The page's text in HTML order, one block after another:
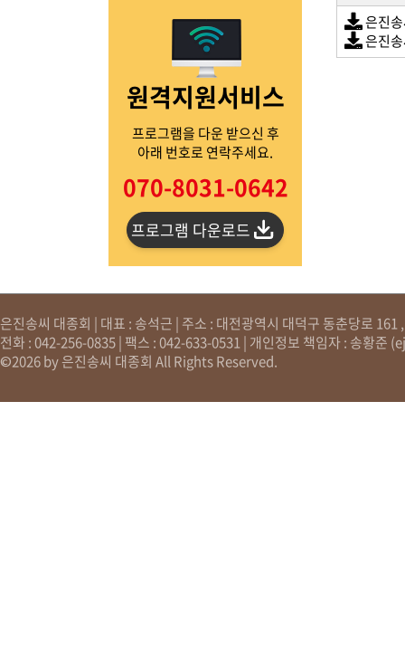
은진송씨의 전달 사항을원격지원서비스
프로그램을 다운 받으신 후
아래 번호로 연락주세요.
070-8031-0642
프로그램 다운로드
은진
은진
은진송씨 대종회 | 대표 : 송석근 | 주소 : 대전광역시 대덕구 동춘당로
전화 : 042-256-0835 | 팩스 : 042-633-0531 | 개인정보 책임자 : 송황준 (
©2026 by 은진송씨 대종회 All Rights Reserved.